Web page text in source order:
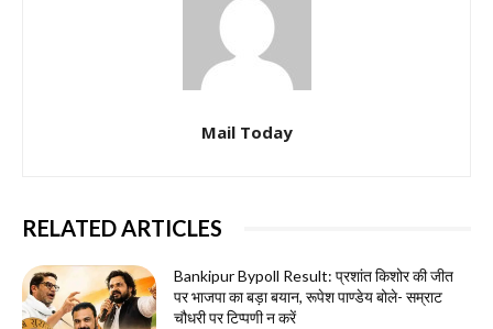
Mail Today
RELATED ARTICLES
Bankipur Bypoll Result: प्रशांत किशोर की जीत
पर भाजपा का बड़ा बयान, रूपेश पाण्डेय बोले- सम्राट
चौधरी पर टिप्पणी न करें